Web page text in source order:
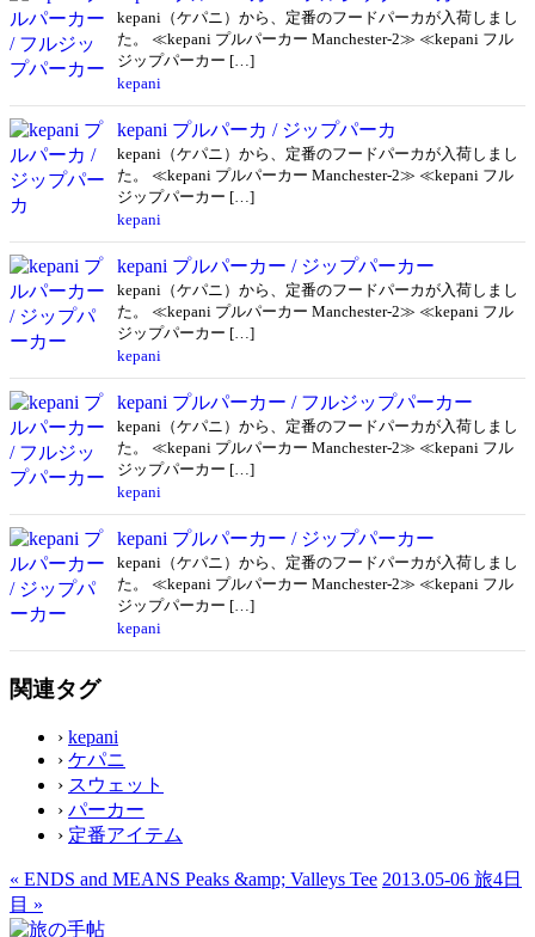
kepani（ケパニ）から、定番のフードパーカが入荷しまし
た。 ≪kepani プルパーカー Manchester-2≫ ≪kepani フル
ジップパーカー […]
kepani
kepani プルパーカ / ジップパーカ
kepani（ケパニ）から、定番のフードパーカが入荷しまし
た。 ≪kepani プルパーカー Manchester-2≫ ≪kepani フル
ジップパーカー […]
kepani
kepani プルパーカー / ジップパーカー
kepani（ケパニ）から、定番のフードパーカが入荷しまし
た。 ≪kepani プルパーカー Manchester-2≫ ≪kepani フル
ジップパーカー […]
kepani
kepani プルパーカー / フルジップパーカー
kepani（ケパニ）から、定番のフードパーカが入荷しまし
た。 ≪kepani プルパーカー Manchester-2≫ ≪kepani フル
ジップパーカー […]
kepani
kepani プルパーカー / ジップパーカー
kepani（ケパニ）から、定番のフードパーカが入荷しまし
た。 ≪kepani プルパーカー Manchester-2≫ ≪kepani フル
ジップパーカー […]
kepani
関連タグ
› kepani
› ケパニ
› スウェット
› パーカー
› 定番アイテム
« ENDS and MEANS Peaks &amp; Valleys Tee 2013.05-06 旅4日
目 »